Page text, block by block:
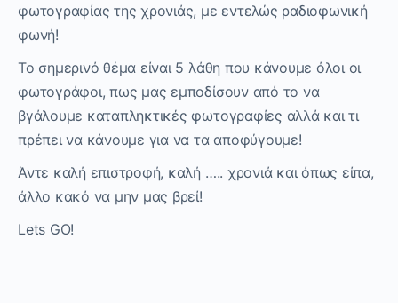
φωτογραφίας της χρονιάς, με εντελώς ραδιοφωνική
φωνή!
Το σημερινό θέμα είναι 5 λάθη που κάνουμε όλοι οι
φωτογράφοι, πως μας εμποδίσουν από το να
βγάλουμε καταπληκτικές φωτογραφίες αλλά και τι
πρέπει να κάνουμε για να τα αποφύγουμε!
Άντε καλή επιστροφή, καλή ….. χρονιά και όπως είπα,
άλλο κακό να μην μας βρεί!
Lets GO!